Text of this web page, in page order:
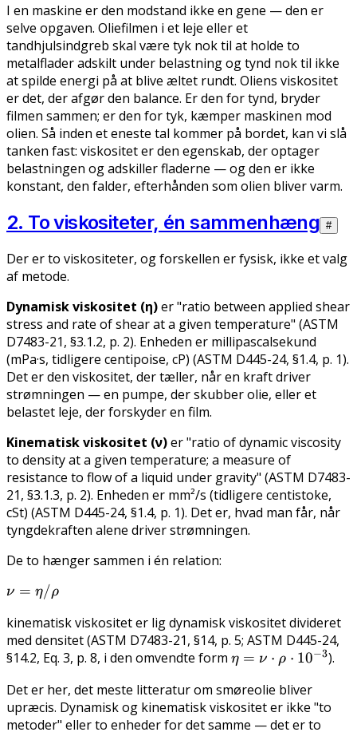
I en maskine er den modstand ikke en gene — den er
selve opgaven. Oliefilmen i et leje eller et
tandhjulsindgreb skal være tyk nok til at holde to
metalflader adskilt under belastning og tynd nok til ikke
at spilde energi på at blive æltet rundt. Oliens viskositet
er det, der afgør den balance. Er den for tynd, bryder
filmen sammen; er den for tyk, kæmper maskinen mod
olien. Så inden et eneste tal kommer på bordet, kan vi slå
tanken fast: viskositet er den egenskab, der optager
belastningen og adskiller fladerne — og den er ikke
konstant, den falder, efterhånden som olien bliver varm.
2. To viskositeter, én sammenhæng #
Der er to viskositeter, og forskellen er fysisk, ikke et valg
af metode.
Dynamisk viskositet (η)er "ratio between applied shear
stress and rate of shear at a given temperature" (ASTM
D7483-21, §3.1.2, p. 2). Enheden er millipascalsekund
(mPa·s, tidligere centipoise, cP) (ASTM D445-24, §1.4, p. 1).
Det er den viskositet, der tæller, når en kraft driver
strømningen — en pumpe, der skubber olie, eller et
belastet leje, der forskyder en film.
Kinematisk viskositet (ν)er "ratio of dynamic viscosity
to density at a given temperature; a measure of
resistance to flow of a liquid under gravity" (ASTM D7483-
21, §3.1.3, p. 2). Enheden er mm²/s (tidligere centistoke,
cSt) (ASTM D445-24, §1.4, p. 1). Det er, hvad man får, når
tyngdekraften alene driver strømningen.
De to hænger sammen i én relation:
\nu
\eta
/
\rho
ν = η/ρ
kinematisk viskositet er lig dynamisk viskositet divideret
med densitet (ASTM D7483-21, §14, p. 5; ASTM D445-24,
§14.2, Eq. 3, p. 8, i den omvendte form \eta =
\cdot
\rho
η = ν ⋅ ρ ⋅ 10−3).
Det er her, det meste litteratur om smøreolie bliver
upræcis. Dynamisk og kinematisk viskositet er ikke "to
metoder" eller to enheder for det samme — det er to